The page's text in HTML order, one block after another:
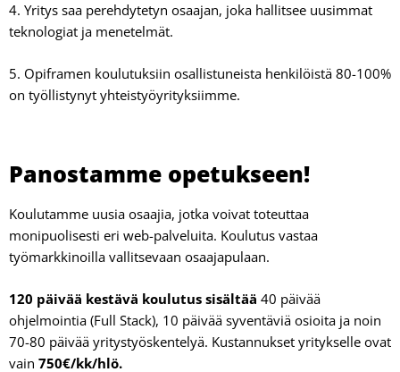
4. Yritys saa perehdytetyn osaajan, joka hallitsee uusimmat
teknologiat ja menetelmät.
5. Opiframen koulutuksiin osallistuneista henkilöistä 80-100%
on työllistynyt yhteistyöyrityksiimme.
Panostamme opetukseen!
Koulutamme uusia osaajia, jotka voivat toteuttaa
monipuolisesti eri web-palveluita. Koulutus vastaa
työmarkkinoilla vallitsevaan osaajapulaan.
120 päivää kestävä koulutus sisältää 40 päivää
ohjelmointia (Full Stack), 10 päivää syventäviä osioita ja noin
70-80 päivää yritystyöskentelyä. Kustannukset yritykselle ovat
vain 750€/kk/hlö.